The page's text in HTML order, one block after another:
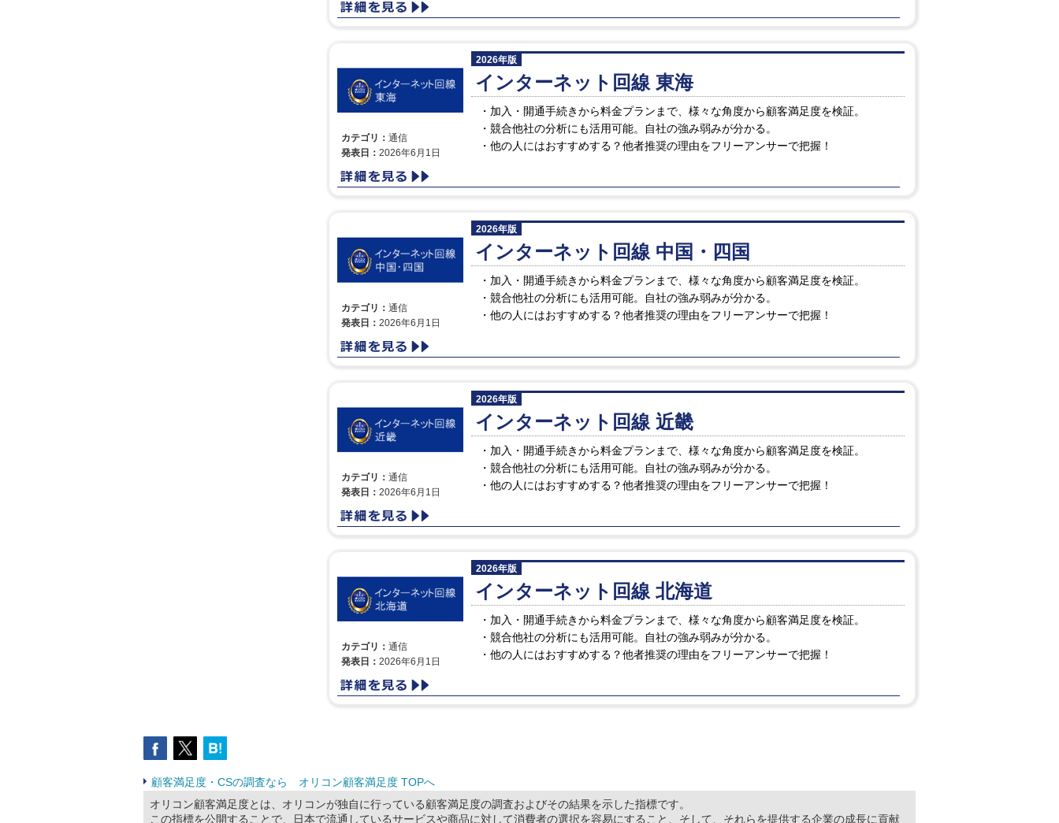
カテゴリ： 通信
発表日： 2026年6月1日
2026年版
インターネット回線 東海
加入・開通手続きから料金プランまで、様々な角度から顧客満足度を検証。
競合他社の分析にも活用可能。自社の強み弱みが分かる。
他の人にはおすすめする？他者推奨の理由をフリーアンサーで把握！
カテゴリ： 通信
発表日： 2026年6月1日
2026年版
インターネット回線 中国・四国
加入・開通手続きから料金プランまで、様々な角度から顧客満足度を検証。
競合他社の分析にも活用可能。自社の強み弱みが分かる。
他の人にはおすすめする？他者推奨の理由をフリーアンサーで把握！
カテゴリ： 通信
発表日： 2026年6月1日
2026年版
インターネット回線 近畿
加入・開通手続きから料金プランまで、様々な角度から顧客満足度を検証。
競合他社の分析にも活用可能。自社の強み弱みが分かる。
他の人にはおすすめする？他者推奨の理由をフリーアンサーで把握！
カテゴリ： 通信
発表日： 2026年6月1日
2026年版
インターネット回線 北海道
加入・開通手続きから料金プランまで、様々な角度から顧客満足度を検証。
競合他社の分析にも活用可能。自社の強み弱みが分かる。
他の人にはおすすめする？他者推奨の理由をフリーアンサーで把握！
顧客満足度・CSの調査なら オリコン顧客満足度 TOPへ
オリコン顧客満足度とは、オリコンが独自に行っている顧客満足度の調査およびその結果を示した指標です。
この指標を公開することで、日本で流通しているサービスや商品に対して消費者の選択を容易にすること、そして、それらを提供する企業の成長に貢献